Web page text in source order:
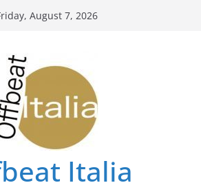
August 7, 2026
Italia